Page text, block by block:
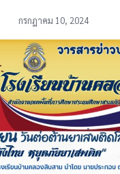
กรกฎาคม 10, 2024